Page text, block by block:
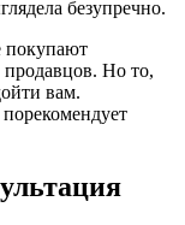
безупречно.
покупают
продавцов. Но то,
вам.